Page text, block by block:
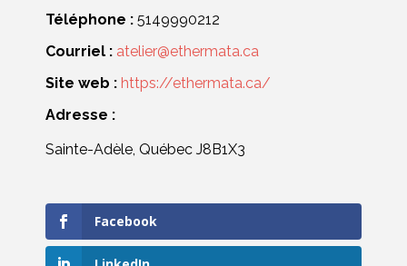
Téléphone : 5149990212
Courriel : atelier@ethermata.ca
Site web : https://ethermata.ca/
Adresse :
Sainte-Adèle, Québec J8B1X3
Facebook